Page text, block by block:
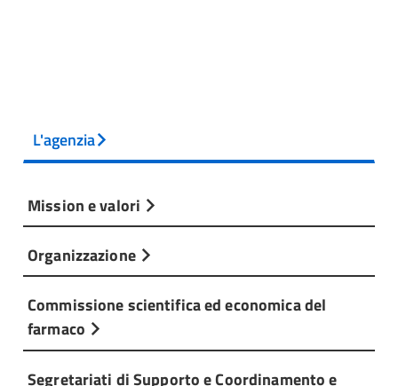
L'agenzia
Mission e valori
Organizzazione
Commissione scientifica ed economica del
farmaco
Segretariati di Supporto e Coordinamento e